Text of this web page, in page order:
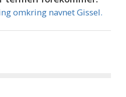
omkring navnet Gissel.